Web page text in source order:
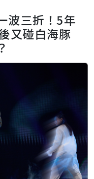
波三折！5年
又碰白海豚